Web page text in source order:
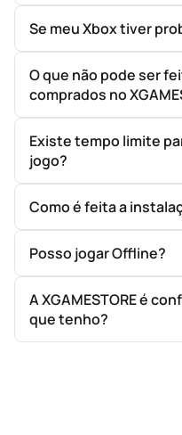
Se meu Xbox tiver
O que não pode ser
comprados no
Existe tempo limite
jogo?
Como é feita a
Posso jogar Offline?
A XGAMESTORE é
que tenho?